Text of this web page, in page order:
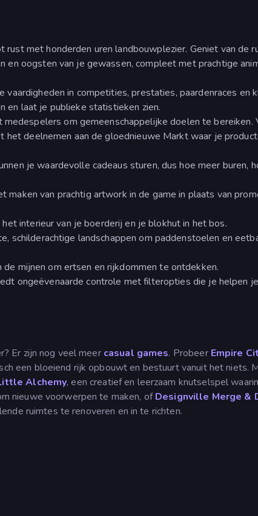
rust met honderden uren landbouwplezier. Geniet van de
en oogsten van je gewassen, compleet met prachtige
vaardigheden in competities, prestaties, paardenraces en
en laat je publieke statistieken zien.
om gemeenschappelijke doelen te bereiken.
het deelnemen aan de gloednieuwe Markt waar je
je waardevolle cadeaus sturen, dus hoe meer buren,
maken van prachtig artwork in de game in plaats van
interieur van je boerderij en je blokhut in het bos.
schilderachtige landschappen om paddenstoelen en
mijnen om ertsen en rijkdommen te ontdekken.
ongeëvenaarde controle met filteropties die je helpen
Er zijn nog veel meer casual games. Probeer Empire
een bloeiend rijk opbouwt en bestuurt vanuit het niets.
Alchemy, een creatief en leerzaam knutselspel
nieuwe voorwerpen te maken, ofDesignville Merge &
ruimtes te renoveren en in te richten.